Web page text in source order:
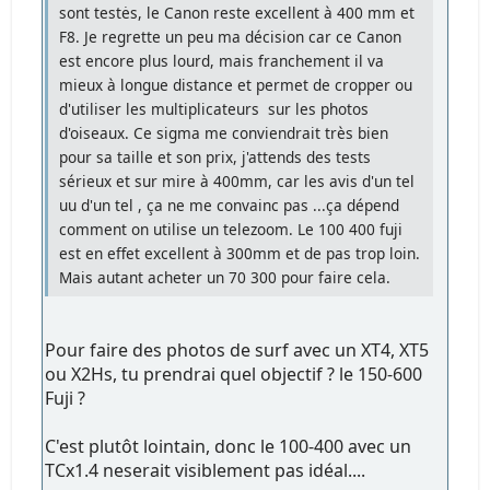
sont testės, le Canon reste excellent à 400 mm et
F8. Je regrette un peu ma décision car ce Canon
est encore plus lourd, mais franchement il va
mieux à longue distance et permet de cropper ou
d'utiliser les multiplicateurs sur les photos
d'oiseaux. Ce sigma me conviendrait très bien
pour sa taille et son prix, j'attends des tests
sérieux et sur mire à 400mm, car les avis d'un tel
uu d'un tel , ça ne me convainc pas ...ça dépend
comment on utilise un telezoom. Le 100 400 fuji
est en effet excellent à 300mm et de pas trop loin.
Mais autant acheter un 70 300 pour faire cela.
Pour faire des photos de surf avec un XT4, XT5
ou X2Hs, tu prendrai quel objectif ? le 150-600
Fuji ?
C'est plutôt lointain, donc le 100-400 avec un
TCx1.4 neserait visiblement pas idéal....